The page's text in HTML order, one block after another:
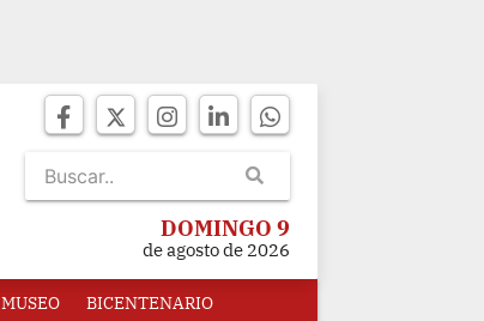
DOMINGO 9
de agosto de 2026
MUSEO BICENTENARIO